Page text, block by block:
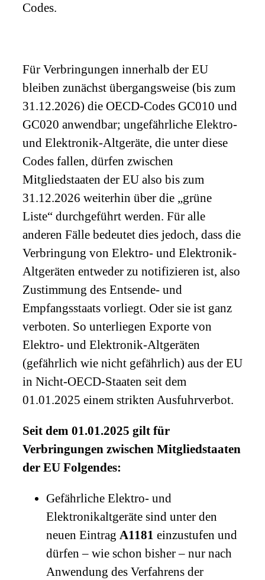
Codes.
Für Verbringungen innerhalb der EU
bleiben zunächst übergangsweise (bis zum
31.12.2026) die OECD-Codes GC010 und
GC020 anwendbar; ungefährliche Elektro-
und Elektronik-Altgeräte, die unter diese
Codes fallen, dürfen zwischen
Mitgliedstaaten der EU also bis zum
31.12.2026 weiterhin über die „grüne
Liste“ durchgeführt werden. Für alle
anderen Fälle bedeutet dies jedoch, dass die
Verbringung von Elektro- und Elektronik-
Altgeräten entweder zu notifizieren ist, also
Zustimmung des Entsende- und
Empfangsstaats vorliegt. Oder sie ist ganz
verboten. So unterliegen Exporte von
Elektro- und Elektronik-Altgeräten
(gefährlich wie nicht gefährlich) aus der EU
in Nicht-OECD-Staaten seit dem
01.01.2025 einem strikten Ausfuhrverbot.
Seit dem 01.01.2025 gilt für
Verbringungen zwischen Mitgliedstaaten
der EU Folgendes:
Gefährliche Elektro- und
Elektronikaltgeräte sind unter den
neuen Eintrag A1181 einzustufen und
dürfen – wie schon bisher – nur nach
Anwendung des Verfahrens der